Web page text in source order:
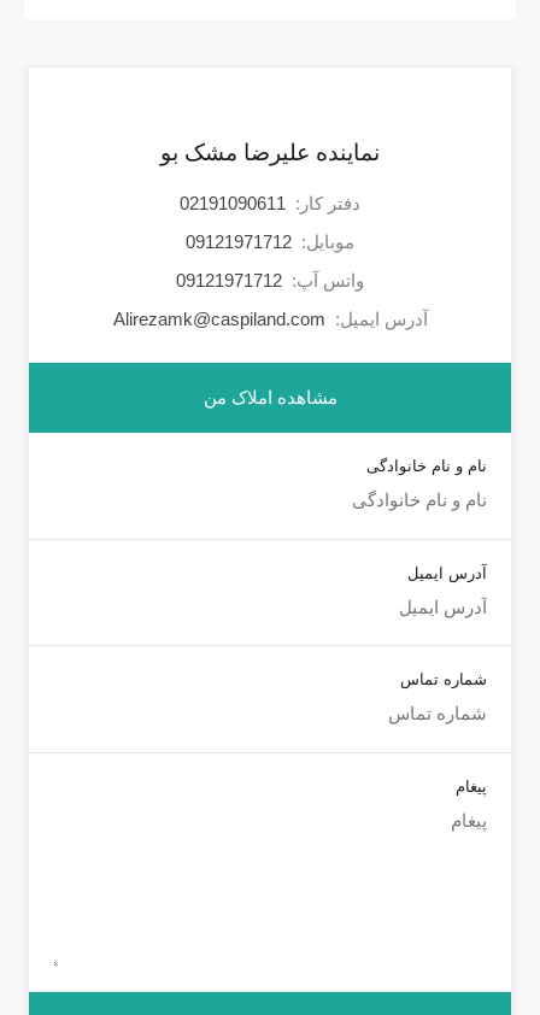
نماینده علیرضا مشک بو
دفتر کار: 02191090611
موبایل: 09121971712
واتس آپ: 09121971712
آدرس ایمیل: Alirezamk@caspiland.com
مشاهده املاک من
نام و نام خانوادگی
آدرس ایمیل
شماره تماس
پیغام